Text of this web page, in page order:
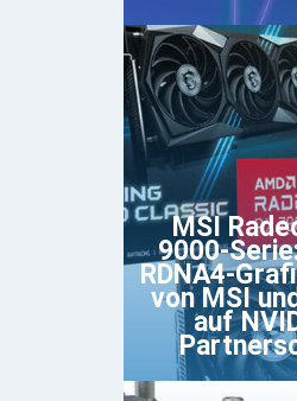
MSI
9000-
RDNA4-
von MSI
auf